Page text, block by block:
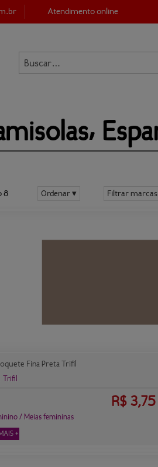
Atendimento online
8 Ordenar ▾ Filtrar
Fina Preta Trifil
Trifil
R$3,75
/ Meias femininas
+